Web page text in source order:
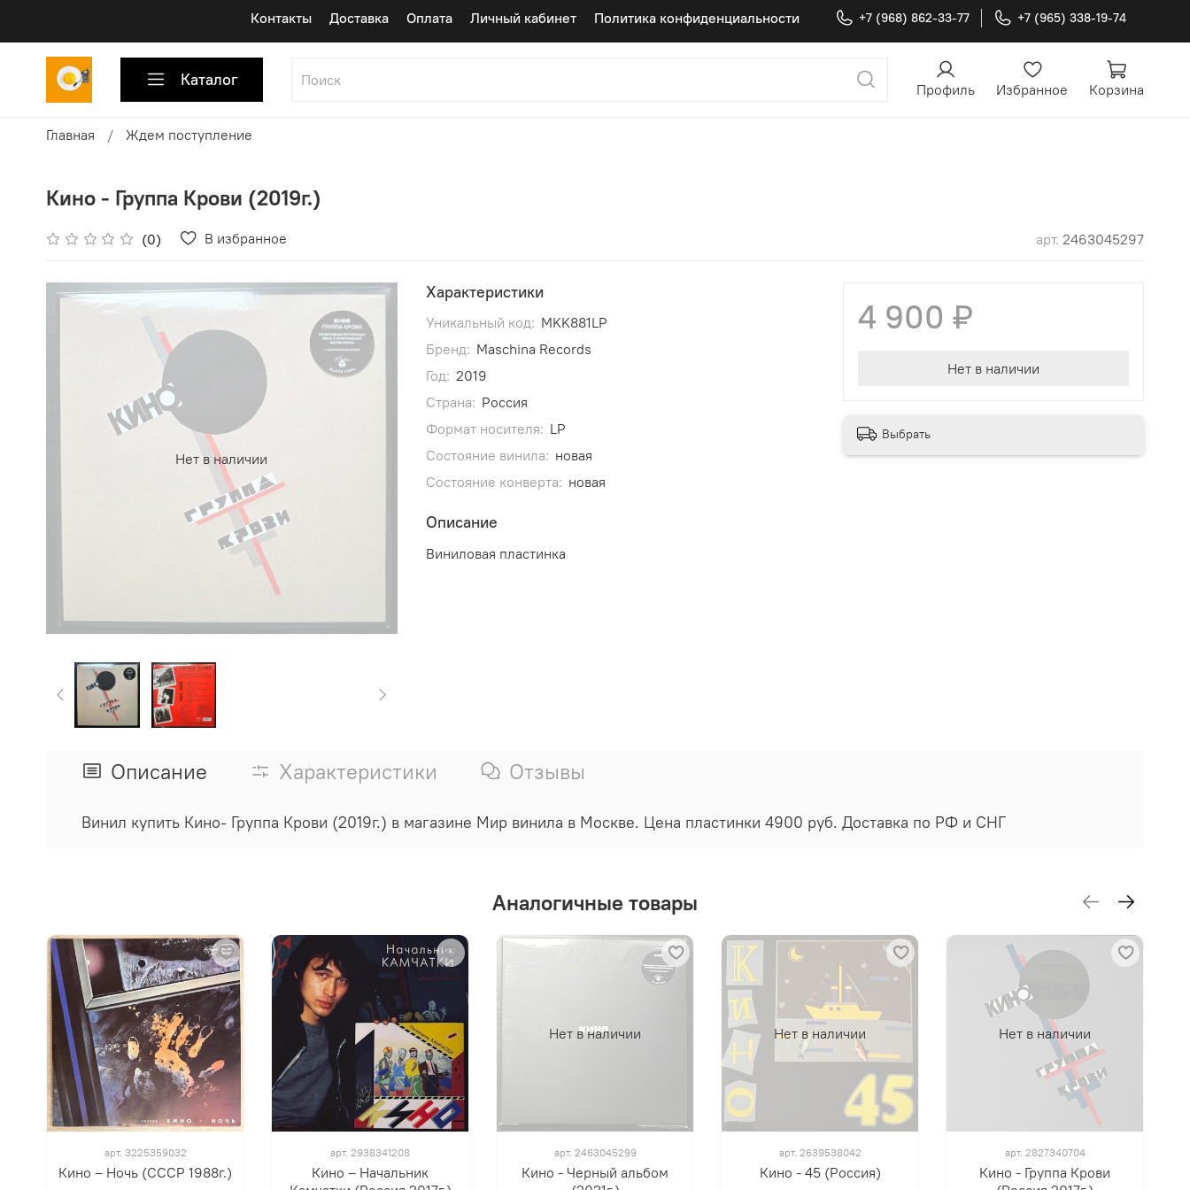
Контакты Доставка Оплата Личный кабинет Политика конфиденциальности +7 (968) 862-33-77 +7 (965) 338-19-74
Каталог Профиль Избранное Корзина
Главная Ждем поступление
Кино - Группа Крови (2019г.)
(0) В избранное арт. 2463045297
Нет в наличии
Характеристики
Уникальный код: MKK881LP
Бренд: Maschina Records
Год: 2019
Страна: Россия
Формат носителя: LP
Состояние винила: новая
Состояние конверта: новая
Описание
Виниловая пластинка
4 900 ₽
Нет в наличии
Выбрать
Описание Характеристики Отзывы
Винил купить Кино- Группа Крови (2019г.) в магазине Мир винила в Москве. Цена пластинки 4900 руб. Доставка по РФ и СНГ
Аналогичные товары
арт. 3225359032
Кино – Ночь (СССР 1988г.)
арт. 2938341208
Кино ‎– Начальник
Нет в наличии
арт. 2463045299
Кино - Черный альбом
Нет в наличии
арт. 2639538042
Кино - 45 (Россия)
Нет в наличии
арт. 2827340704
Кино - Группа Крови